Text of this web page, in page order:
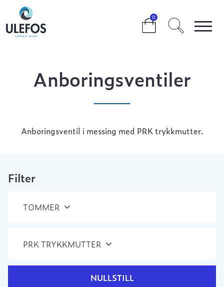
0
>>
Anboringsventiler
Anboringsventil i messing med PRK trykkmutter.
Filter
TOMMER
PRK TRYKKMUTTER
NULLSTILL